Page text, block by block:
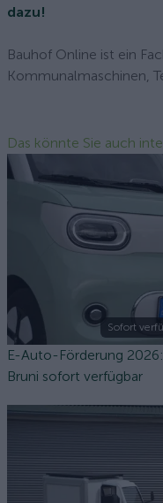
dazu!
Bauhof Online ist ein
Kommunalmaschinen,
Das könnte Sie auch
Sofort
E-Auto-Förderung
Bruni sofort verfügbar